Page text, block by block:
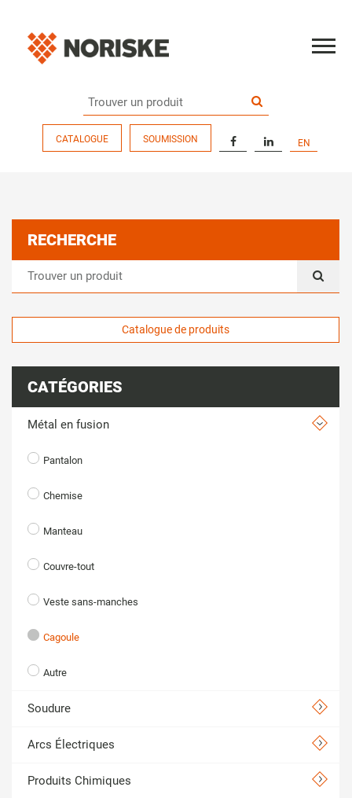
CATALOGUE SOUMISSION EN
RECHERCHE
Catalogue de produits
CATÉGORIES
Métal en fusion
Pantalon
Chemise
Manteau
Couvre-tout
Veste sans-manches
Cagoule
Autre
Soudure
Arcs Électriques
Produits Chimiques